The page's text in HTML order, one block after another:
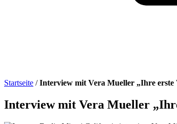
Startseite / Interview mit Vera Mueller „Ihre
Interview mit Vera Mueller